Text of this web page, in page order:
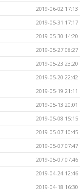
2019-06-02 17:13
2019-05-31 17:17
2019-05-30 14:20
2019-05-27 08:27
2019-05-23 23:20
2019-05-20 22:42
2019-05-19 21:11
2019-05-13 20:01
2019-05-08 15:15
2019-05-07 10:45
2019-05-07 07:47
2019-05-07 07:46
2019-04-24 12:46
2019-04-18 16:30